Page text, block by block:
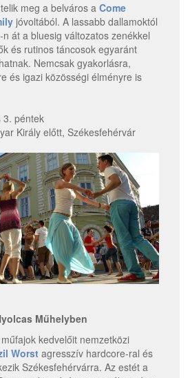
meg a belváros a Come
jóvoltából. A lassabb dallamoktól
át a bluesig változatos zenékkel
és rutinos táncosok egyaránt
Nemcsak gyakorlásra,
és igazi közösségi élményre is
3. péntek
Király előtt, Székesfehérvár
Műhelyben
kedvelőit nemzetközi
Worst agresszív hardcore-ral és
Székesfehérvárra. Az estét a